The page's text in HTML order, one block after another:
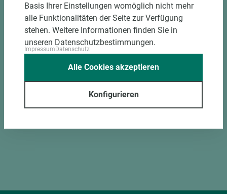
Basis Ihrer Einstellungen womöglich nicht mehr
alle Funktionalitäten der Seite zur Verfügung
stehen. Weitere Informationen finden Sie in
unseren Datenschutzbestimmungen.
ImpressumDatenschutz
Konfigurieren
Alle Cookies akzeptieren